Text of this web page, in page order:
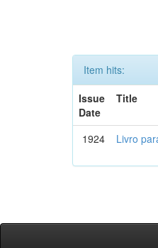
Item hits:
Issue
Date
Title
1924 Livro